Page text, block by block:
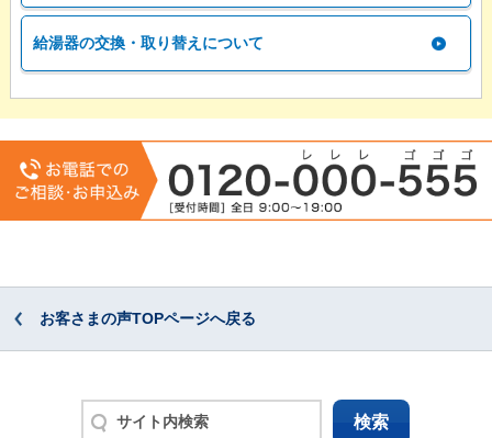
給湯器の交換・取り替えについて
お客さまの声TOPページへ戻る